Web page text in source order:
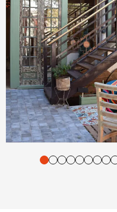
und Vorlesen der Inhalte